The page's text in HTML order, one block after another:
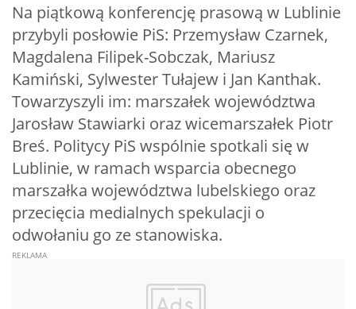
Na piątkową konferencję prasową w Lublinie
przybyli posłowie PiS: Przemysław Czarnek,
Magdalena Filipek-Sobczak, Mariusz
Kamiński, Sylwester Tułajew i Jan Kanthak.
Towarzyszyli im: marszałek województwa
Jarosław Stawiarki oraz wicemarszałek Piotr
Breś. Politycy PiS wspólnie spotkali się w
Lublinie, w ramach wsparcia obecnego
marszałka województwa lubelskiego oraz
przecięcia medialnych spekulacji o
odwołaniu go ze stanowiska.